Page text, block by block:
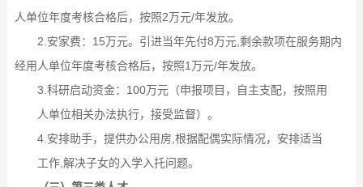
人单位年度考核合格后，按照2万元/年发放。
2.安家费：15万元。引进当年先付8万元,剩余款项在服务期内
经用人单位年度考核合格后，按照1万元/年发放。
3.科研启动资金：100万元（申报项目，自主支配，按照用
人单位相关办法执行，接受监督）。
4.安排助手，提供办公用房,根据配偶实际情况，安排适当
工作,解决子女的入学入托问题。